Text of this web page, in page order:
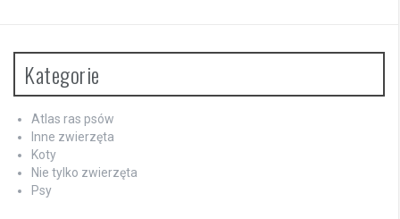
Kategorie
Atlas ras psów
Inne zwierzęta
Koty
Nie tylko zwierzęta
Psy